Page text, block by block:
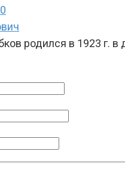
0
родился в 1923 г.